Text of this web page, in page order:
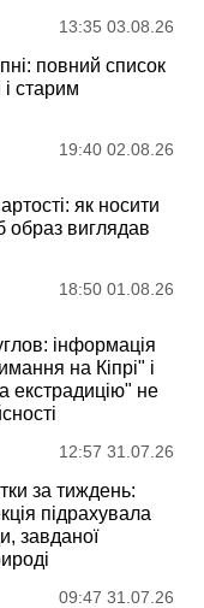
13:35 03.08.26
повний список
старим
19:40 02.08.26
як носити
образ виглядав
18:50 01.08.26
інформація
на Кіпрі" і
екстрадицію" не
12:57 31.07.26
за тиждень:
підрахувала
завданої
09:47 31.07.26